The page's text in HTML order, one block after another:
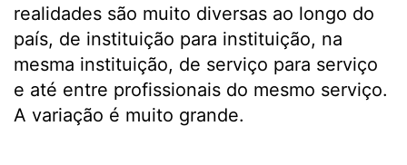
realidades são muito diversas ao longo do
país, de instituição para instituição, na
mesma instituição, de serviço para serviço
e até entre profissionais do mesmo serviço.
A variação é muito grande.